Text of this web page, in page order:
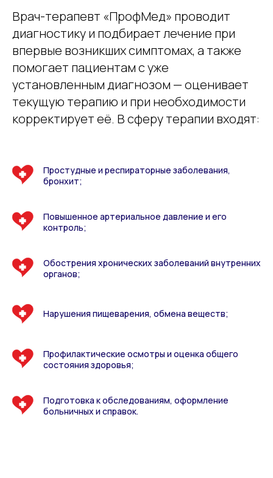
Врач-терапевт «ПрофМед» проводит
диагностику и подбирает лечение при
впервые возникших симптомах, а также
помогает пациентам с уже
установленным диагнозом — оценивает
текущую терапию и при необходимости
корректирует её. В сферу терапии входят:
Простудные и респираторные заболевания,
бронхит;
Повышенное артериальное давление и его
контроль;
Обострения хронических заболеваний внутренних
органов;
Нарушения пищеварения, обмена веществ;
Профилактические осмотры и оценка общего
состояния здоровья;
Подготовка к обследованиям, оформление
больничных и справок.